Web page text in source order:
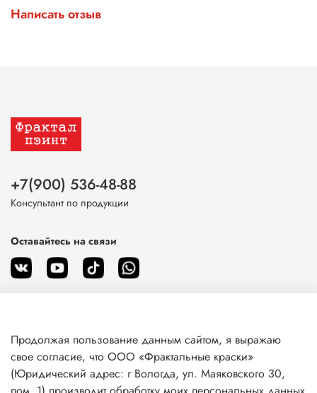
Написать отзыв
О магазине
+7(900) 536-48-88
Консультант по продукции
Оставайтесь на связи
Продолжая пользование данным сайтом, я выражаю
свое согласие, что ООО «Фрактальные краски»
(Юридический адрес: г Вологда, ул. Маяковского 30,